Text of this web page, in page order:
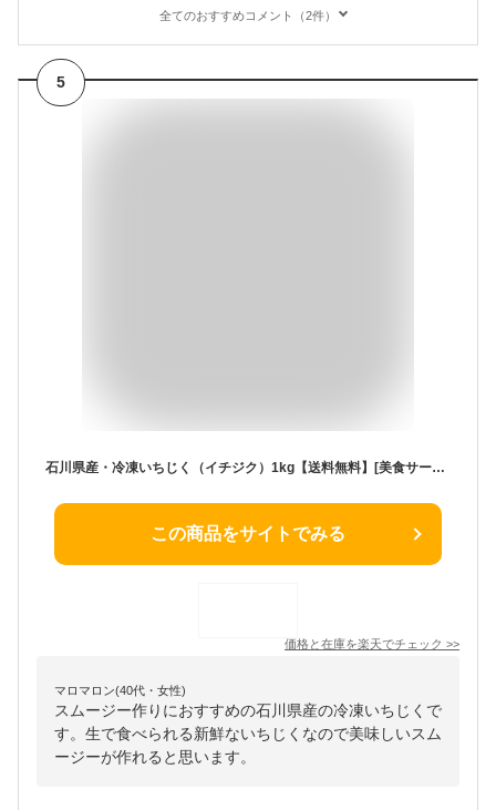
全てのおすすめコメント（2件）
5
石川県産・冷凍いちじく（イチジク）1kg【送料無料】[美食サークル]
この商品をサイトでみる
価格と在庫を楽天でチェック >>
マロマロン(40代・女性)
スムージー作りにおすすめの石川県産の冷凍いちじくで
す。生で食べられる新鮮ないちじくなので美味しいスム
ージーが作れると思います。